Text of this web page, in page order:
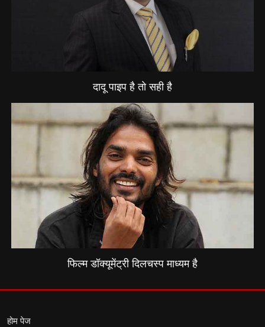
दादू पाइप है तो सही है
फिल्म डॉक्यूमेंट्री दिलचस्प माध्यम है
होम पेज